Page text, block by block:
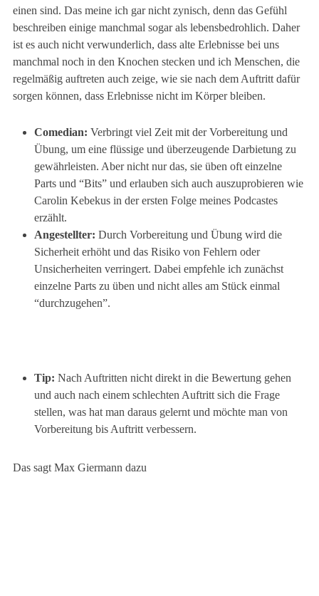
einen sind. Das meine ich gar nicht zynisch, denn das Gefühl
beschreiben einige manchmal sogar als lebensbedrohlich. Daher
ist es auch nicht verwunderlich, dass alte Erlebnisse bei uns
manchmal noch in den Knochen stecken und ich Menschen, die
regelmäßig auftreten auch zeige, wie sie nach dem Auftritt dafür
sorgen können, dass Erlebnisse nicht im Körper bleiben.
Comedian: Verbringt viel Zeit mit der Vorbereitung und
Übung, um eine flüssige und überzeugende Darbietung zu
gewährleisten. Aber nicht nur das, sie üben oft einzelne
Parts und “Bits” und erlauben sich auch auszuprobieren wie
Carolin Kebekus in der ersten Folge meines Podcastes
erzählt.
Angestellter: Durch Vorbereitung und Übung wird die
Sicherheit erhöht und das Risiko von Fehlern oder
Unsicherheiten verringert. Dabei empfehle ich zunächst
einzelne Parts zu üben und nicht alles am Stück einmal
“durchzugehen”.
Tip: Nach Auftritten nicht direkt in die Bewertung gehen
und auch nach einem schlechten Auftritt sich die Frage
stellen, was hat man daraus gelernt und möchte man von
Vorbereitung bis Auftritt verbessern.
Das sagt Max Giermann dazu